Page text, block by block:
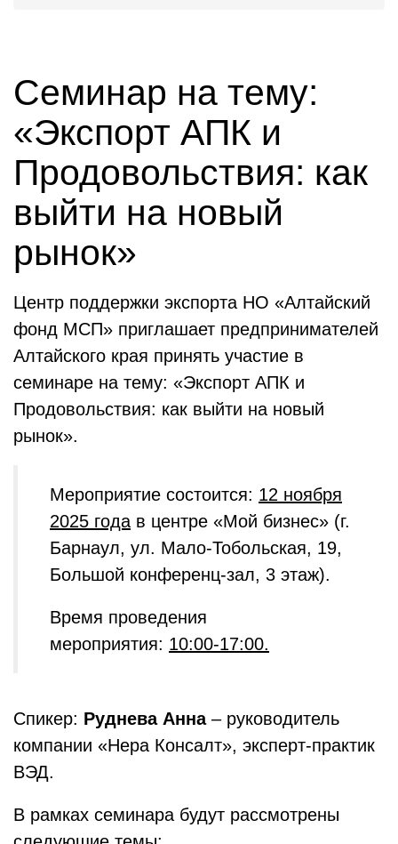
Семинар на тему:
«Экспорт АПК и
Продовольствия: как
выйти на новый
рынок»
Центр поддержки экспорта НО «Алтайский
фонд МСП» приглашает предпринимателей
Алтайского края принять участие в
семинаре на тему: «Экспорт АПК и
Продовольствия: как выйти на новый
рынок».
Мероприятие состоится: 12 ноября
2025 года в центре «Мой бизнес» (г.
Барнаул, ул. Мало-Тобольская, 19,
Большой конференц-зал, 3 этаж).
Время проведения
мероприятия: 10:00-17:00.
Спикер: Руднева Анна– руководитель
компании «Нера Консалт», эксперт-практик
ВЭД.
В рамках семинара будут рассмотрены